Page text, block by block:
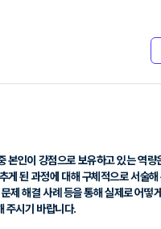
본인이 강점으로 보유하고 있는 역량
게 된 과정에 대해 구체적으로 서술
제 해결 사례 등을 통해 실제로 어떻게
주시기 바랍니다.